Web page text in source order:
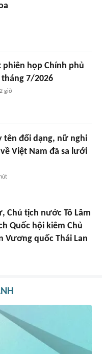
phiên họp Chính phủ
7/2026
2 giờ
tên đổi dạng, nữ nghi
Việt Nam đã sa lưới
Chủ tịch nước Tô Lâm
Quốc hội kiêm Chủ
Vương quốc Thái Lan